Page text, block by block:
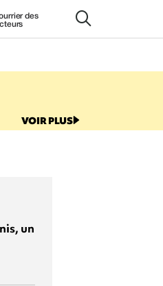
des
VOIR PLUS
un